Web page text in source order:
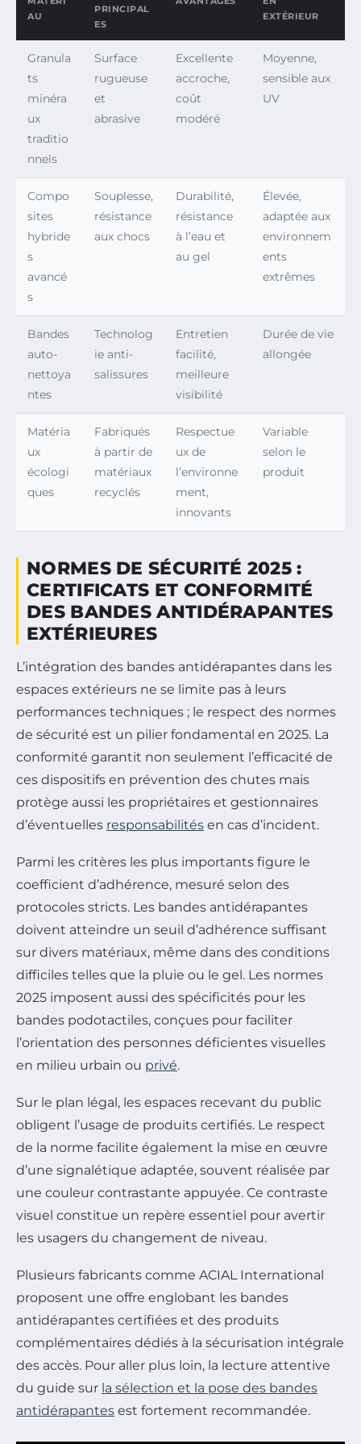
AU
PRINCIPAL
ES
EXTÉRIEUR
Granula
ts
minéra
ux
traditio
nnels
Surface
rugueuse
et
abrasive
Excellente
accroche,
coût
modéré
Moyenne,
sensible aux
UV
Compo
sites
hybride
s
avancé
s
Souplesse,
résistance
aux chocs
Durabilité,
résistance
à l’eau et
au gel
Élevée,
adaptée aux
environnem
ents
extrêmes
Bandes
auto-
nettoya
ntes
Technolog
ie anti-
salissures
Entretien
facilité,
meilleure
visibilité
Durée de vie
allongée
Matéria
ux
écologi
ques
Fabriqués
à partir de
matériaux
recyclés
Respectue
ux de
l’environne
ment,
innovants
Variable
selon le
produit
NORMES DE SÉCURITÉ 2025 :
CERTIFICATS ET CONFORMITÉ
DES BANDES ANTIDÉRAPANTES
EXTÉRIEURES
L’intégration des bandes antidérapantes dans les
espaces extérieurs ne se limite pas à leurs
performances techniques ; le respect des normes
de sécurité est un pilier fondamental en 2025. La
conformité garantit non seulement l’efficacité de
ces dispositifs en prévention des chutes mais
protège aussi les propriétaires et gestionnaires
d’éventuelles responsabilités en cas d’incident.
Parmi les critères les plus importants figure le
coefficient d’adhérence, mesuré selon des
protocoles stricts. Les bandes antidérapantes
doivent atteindre un seuil d’adhérence suffisant
sur divers matériaux, même dans des conditions
difficiles telles que la pluie ou le gel. Les normes
2025 imposent aussi des spécificités pour les
bandes podotactiles, conçues pour faciliter
l’orientation des personnes déficientes visuelles
en milieu urbain ou privé.
Sur le plan légal, les espaces recevant du public
obligent l’usage de produits certifiés. Le respect
de la norme facilite également la mise en œuvre
d’une signalétique adaptée, souvent réalisée par
une couleur contrastante appuyée. Ce contraste
visuel constitue un repère essentiel pour avertir
les usagers du changement de niveau.
Plusieurs fabricants comme ACIAL International
proposent une offre englobant les bandes
antidérapantes certifiées et des produits
complémentaires dédiés à la sécurisation intégrale
des accès. Pour aller plus loin, la lecture attentive
du guide sur la sélection et la pose des bandes
antidérapantes est fortement recommandée.